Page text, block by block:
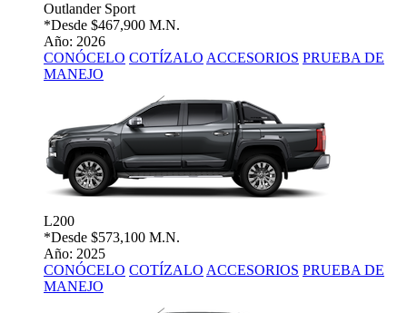
Outlander Sport
*Desde $467,900 M.N.
Año: 2026
CONÓCELO COTÍZALO ACCESORIOS PRUEBA DE
MANEJO
L200
*Desde $573,100 M.N.
Año: 2025
CONÓCELO COTÍZALO ACCESORIOS PRUEBA DE
MANEJO